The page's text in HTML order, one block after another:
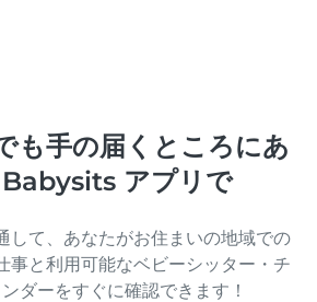
も手の届くところにあ
Babysits アプリで
して、あなたがお住まいの地域での
事と利用可能なベビーシッター・チ
ダーをすぐに確認できます！